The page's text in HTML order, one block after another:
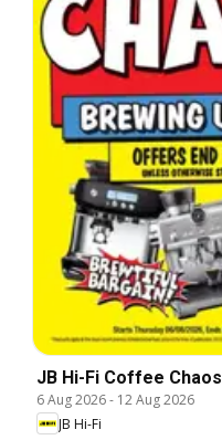
JB Hi-Fi Coffee Chaos
6 Aug 2026- 12 Aug 2026
JB Hi-Fi